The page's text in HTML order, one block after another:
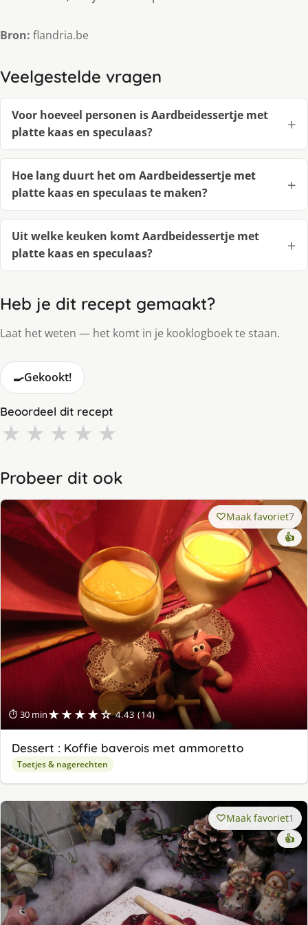
Bron: flandria.be
Veelgestelde vragen
Voor hoeveel personen is Aardbeidessertje met
platte kaas en speculaas?
Hoe lang duurt het om Aardbeidessertje met
platte kaas en speculaas te maken?
Uit welke keuken komt Aardbeidessertje met
platte kaas en speculaas?
Heb je dit recept gemaakt?
Laat het weten — het komt in je kooklogboek te staan.
🍳Gekookt!
Beoordeel dit recept
★ ★ ★ ★ ★
Probeer dit ook
⏱ 30 min★★★★☆ 4.43 (14)
Maak favoriet7
👍
Dessert : Koffie baverois met ammoretto
Toetjes & nagerechten
Maak favoriet1
👍